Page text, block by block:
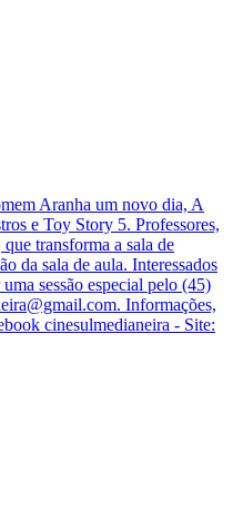
Aranha um novo dia, A
e Toy Story 5. Professores,
transforma a sala de
da sala de aula. Interessados
sessão especial pelo (45)
Informações,
cinesulmedianeira - Site: